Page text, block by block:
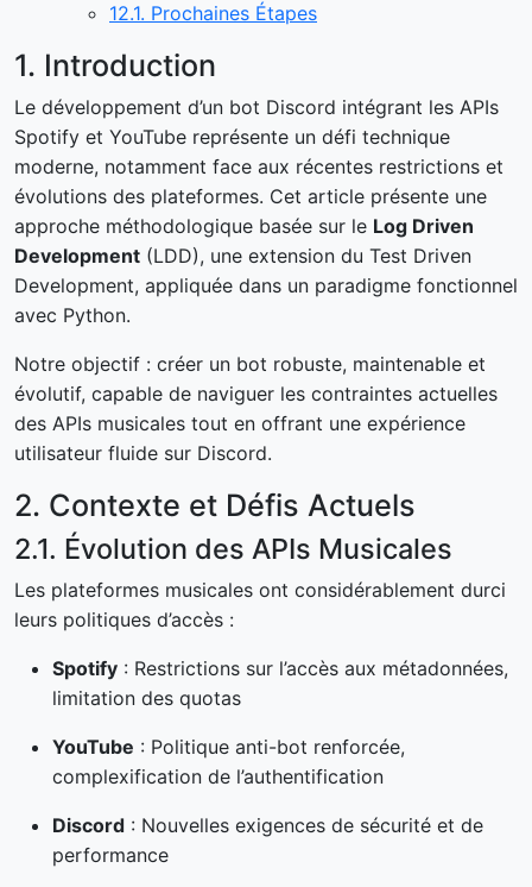
12.1. Prochaines Étapes
1. Introduction
Le développement d’un bot Discord intégrant les APIs
Spotify et YouTube représente un défi technique
moderne, notamment face aux récentes restrictions et
évolutions des plateformes. Cet article présente une
approche méthodologique basée sur le Log Driven
Development (LDD), une extension du Test Driven
Development, appliquée dans un paradigme fonctionnel
avec Python.
Notre objectif : créer un bot robuste, maintenable et
évolutif, capable de naviguer les contraintes actuelles
des APIs musicales tout en offrant une expérience
utilisateur fluide sur Discord.
2. Contexte et Défis Actuels
2.1. Évolution des APIs Musicales
Les plateformes musicales ont considérablement durci
leurs politiques d’accès :
Spotify : Restrictions sur l’accès aux métadonnées,
limitation des quotas
YouTube : Politique anti-bot renforcée,
complexification de l’authentification
Discord : Nouvelles exigences de sécurité et de
performance